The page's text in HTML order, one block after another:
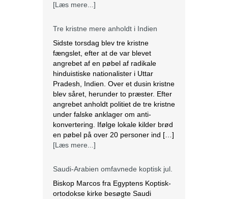
[Læs mere...]
Tre kristne mere anholdt i Indien
Sidste torsdag blev tre kristne
fængslet, efter at de var blevet
angrebet af en pøbel af radikale
hinduistiske nationalister i Uttar
Pradesh, Indien. Over et dusin kristne
blev såret, herunder to præster. Efter
angrebet anholdt politiet de tre kristne
under falske anklager om anti-
konvertering. Ifølge lokale kilder brød
en pøbel på over 20 personer ind […]
[Læs mere...]
Saudi-Arabien omfavnede koptisk jul.
Biskop Marcos fra Egyptens Koptisk-
ortodokse kirke besøgte Saudi